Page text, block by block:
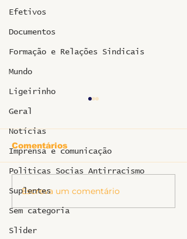
Efetivos
Documentos
Formação e Relações Sindicais
Mundo
Ligeirinho
Geral
Notícias
Imprensa e comunicação
Politicas Socias Antirracismo
Suplentes
Sem categoria
Slider
Ligeirinho 539
Comentários
Escreva um comentário